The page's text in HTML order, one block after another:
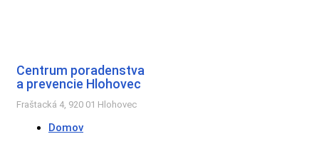
Centrum poradenstva
a prevencie Hlohovec
Fraštacká 4, 920 01 Hlohovec
Domov